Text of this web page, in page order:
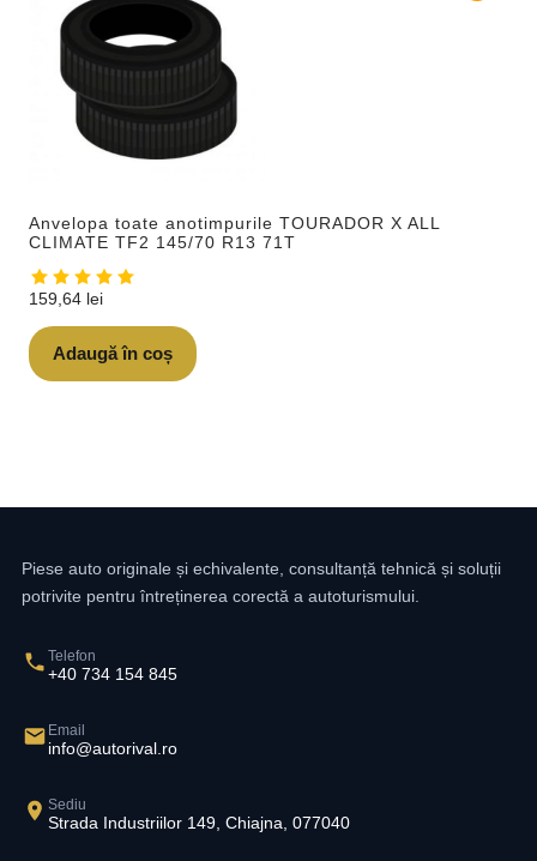
Anvelopa toate anotimpurile TOURADOR X ALL
CLIMATE TF2 145/70 R13 71T
159,64 lei
Adaugă în coș
Piese auto originale și echivalente, consultanță tehnică și soluții
potrivite pentru întreținerea corectă a autoturismului.
Telefon
+40 734 154 845
Email
info@autorival.ro
Sediu
Strada Industriilor 149, Chiajna, 077040